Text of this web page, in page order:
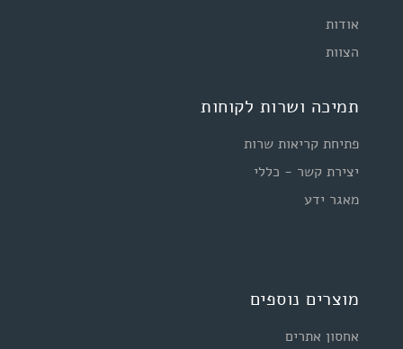
אודות
הצוות
תמיכה ושרות לקוחות
פתיחת קריאות שרות
יצירת קשר - כללי
מאגר ידע
מוצרים נוספים
אחסון אתרים